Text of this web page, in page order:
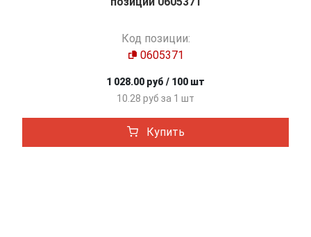
Код позиции:
0605371
1 028.00 руб / 100 шт
10.28 руб за 1 шт
Купить